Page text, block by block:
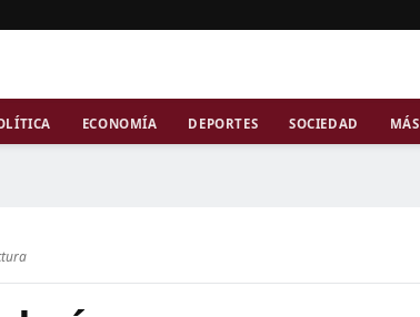
ECONOMÍA DEPORTES SOCIEDAD MÁS